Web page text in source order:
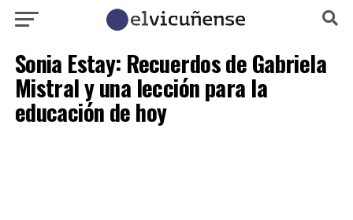
Sonia Estay: Recuerdos de Gabriela
Mistral y una lección para la
educación de hoy